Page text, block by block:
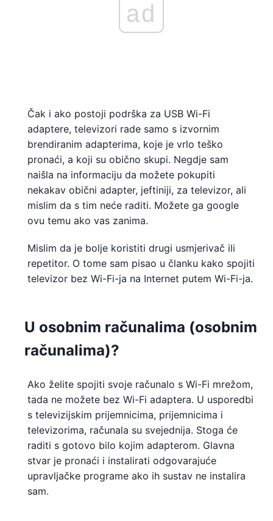
ad
Čak i ako postoji podrška za USB Wi-Fi
adaptere, televizori rade samo s izvornim
brendiranim adapterima, koje je vrlo teško
pronaći, a koji su obično skupi. Negdje sam
naišla na informaciju da možete pokupiti
nekakav obični adapter, jeftiniji, za televizor, ali
mislim da s tim neće raditi. Možete ga google
ovu temu ako vas zanima.
Mislim da je bolje koristiti drugi usmjerivač ili
repetitor. O tome sam pisao u članku kako spojiti
televizor bez Wi-Fi-ja na Internet putem Wi-Fi-ja.
U osobnim računalima (osobnim
računalima)?
Ako želite spojiti svoje računalo s Wi-Fi mrežom,
tada ne možete bez Wi-Fi adaptera. U usporedbi
s televizijskim prijemnicima, prijemnicima i
televizorima, računala su svejednija. Stoga će
raditi s gotovo bilo kojim adapterom. Glavna
stvar je pronaći i instalirati odgovarajuće
upravljačke programe ako ih sustav ne instalira
sam.